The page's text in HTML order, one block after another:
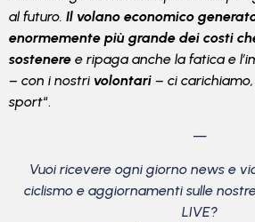
al futuro. Il volano economico
enormemente più grande dei costi
sostenere e ripaga anche la fatica e
– con i nostri volontari – ci
sport“.
—
Vuoi ricevere ogni giorno news e
ciclismo e aggiornamenti sulle
LIVE?